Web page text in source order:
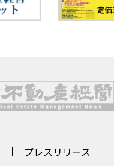
プレスリリース